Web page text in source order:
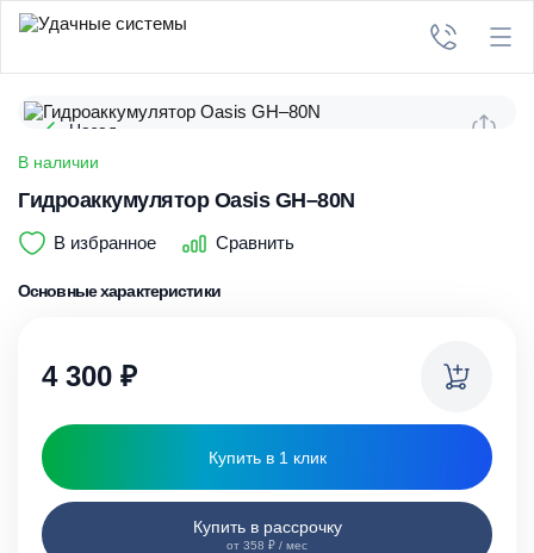
Назад
В наличии
Гидроаккумулятор Oasis GH–80N
В избранное Сравнить
Основные характеристики
4 300 ₽
Купить в 1 клик
Купить в рассрочку
от 358 ₽ / мес